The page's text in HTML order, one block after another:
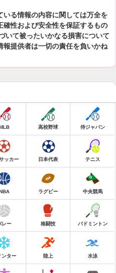
る情報の内容に関しては万全を
性および安全性を保証するもの
いて被ったいかなる損害について
報提供者は一切の責任を負いかね
高校野球 侍ジャパン
ッカー 日本代表 テニス
ラグビー 中央競馬
レー 格闘技 バドミントン
ンター 陸上 水泳